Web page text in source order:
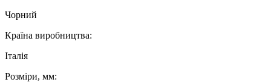
Чорний
Країна виробництва:
Італія
Розміри, мм: